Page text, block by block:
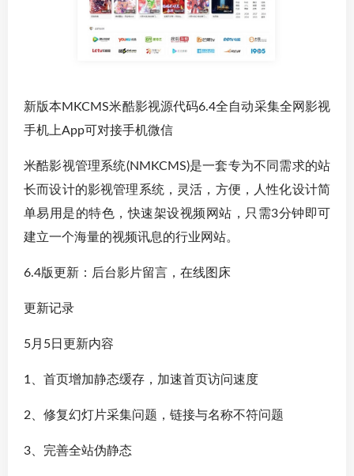
新版本MKCMS米酷影视源代码6.4全自动采集全网影视
手机上App可对接手机微信
米酷影视管理系统(NMKCMS)是一套专为不同需求的站
长而设计的影视管理系统，灵活，方便，人性化设计简
单易用是的特色，快速架设视频网站，只需3分钟即可
建立一个海量的视频讯息的行业网站。
6.4版更新：后台影片留言，在线图床
更新记录
5月5日更新内容
1、首页增加静态缓存，加速首页访问速度
2、修复幻灯片采集问题，链接与名称不符问题
3、完善全站伪静态